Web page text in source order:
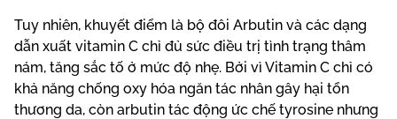
Tuy nhiên, khuyết điểm là bộ đôi Arbutin và các dạng
dẫn xuất vitamin C chỉ đủ sức điều trị tình trạng thâm
nám, tăng sắc tố ở mức độ nhẹ. Bởi vì Vitamin C chỉ có
khả năng chống oxy hóa ngăn tác nhân gây hại tổn
thương da, còn arbutin tác động ức chế tyrosine nhưng